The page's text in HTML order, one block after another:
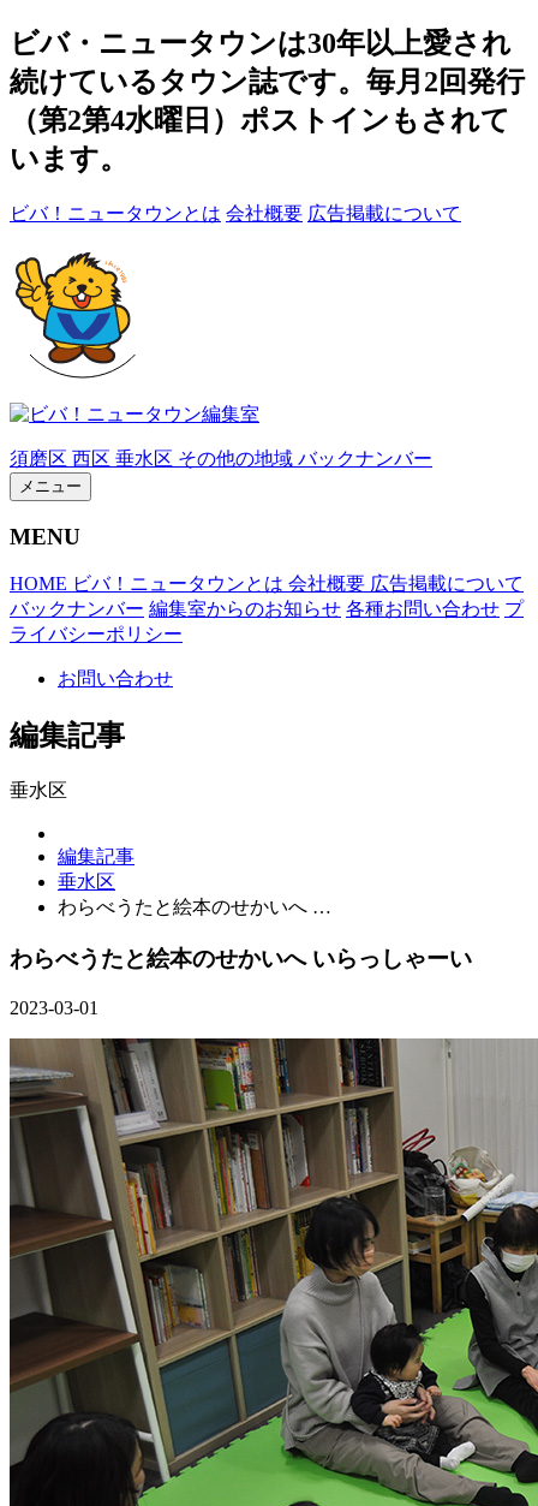
ビバ・ニュータウンは30年以上愛され
続けているタウン誌です。毎月2回発行
（第2第4水曜日）ポストインもされて
います。
ビバ！ニュータウンとは 会社概要 広告掲載について
須磨区 西区 垂水区 その他の地域 バックナンバー
メニュー
MENU
HOME ビバ！ニュータウンとは 会社概要 広告掲載について
バックナンバー 編集室からのお知らせ 各種お問い合わせ プ
ライバシーポリシー
お問い合わせ
編集記事
垂水区
編集記事
垂水区
わらべうたと絵本のせかいへ …
わらべうたと絵本のせかいへ いらっしゃーい
2023-03-01